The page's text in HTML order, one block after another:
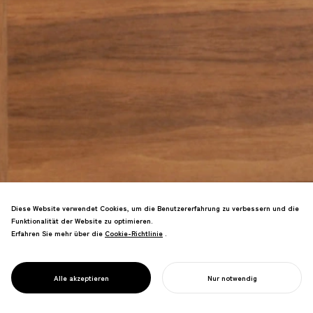
PROJECT
EIN STUHL
Stuhldesign inspiriert von Tierformen—
einfach, funktional, natürlich.
Diese Website verwendet Cookies, um die Benutzererfahrung zu verbessern und die
Funktionalität der Website zu optimieren.
Erfahren Sie mehr über die Cookie-Richtlinie
Cookie-Richtlinie .
Alle akzeptieren Nur notwendig